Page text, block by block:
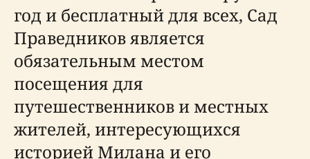
год и бесплатный для всех, Сад
Праведников является
обязательным местом
посещения для
путешественников и местных
жителей, интересующихся
историей Милана и его